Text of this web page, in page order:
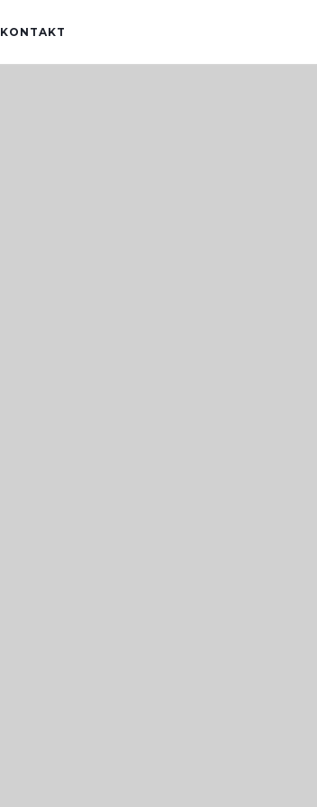
KONTAKT